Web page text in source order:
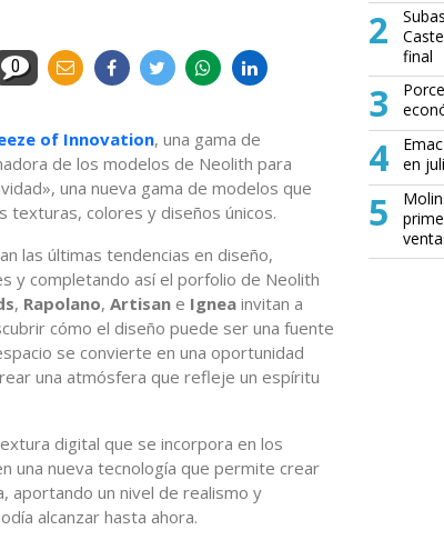
0
of Innovation, una gama de
de los modelos de Neolith para
una nueva gama de modelos que
texturas, colores y diseños únicos.
las últimas tendencias en diseño,
y completando así el porfolio de Neolith
, Rapolano, Artisan e Ignea invitan a
cómo el diseño puede ser una fuente
se convierte en una oportunidad
una atmósfera que refleje un espíritu
digital que se incorpora en los
una nueva tecnología que permite crear
aportando un nivel de realismo y
alcanzar hasta ahora.
2
final
3
4
en
5